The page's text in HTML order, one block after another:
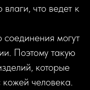
что ведет к
соединения могут
Поэтому такую
которые
человека.